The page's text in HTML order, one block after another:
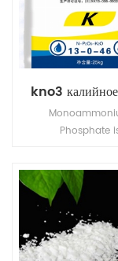
бесцветное твердое
которое легко
воде и легко
Phosphate
crystal, the
density is
The molten
180oC. The
index is 1.479. It